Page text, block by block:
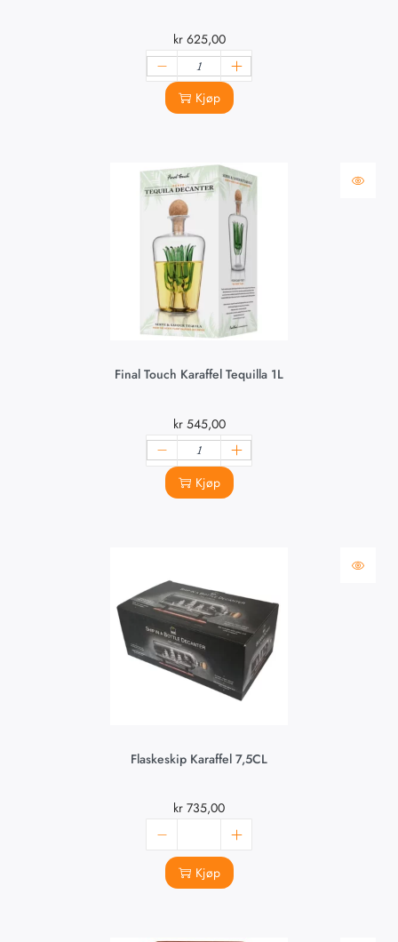
kr625,00
Kjøp
Final Touch Karaffel Tequilla 1L
kr545,00
Kjøp
Flaskeskip Karaffel 7,5CL
kr 735,00
Kjøp